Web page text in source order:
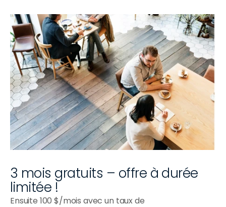
Wraps et bols
3 mois gratuits – offre à durée
limitée !
Ensuite 100 $/mois avec un taux de